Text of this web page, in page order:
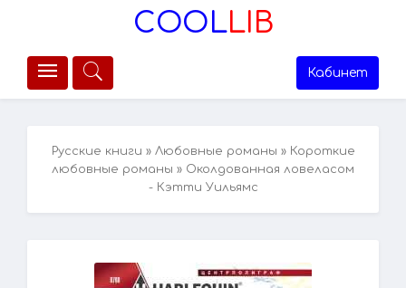
COOLLIB
Кабинет
Русские книги » Любовные романы » Короткие
любовные романы » Околдованная ловеласом
- Кэтти Уильямс